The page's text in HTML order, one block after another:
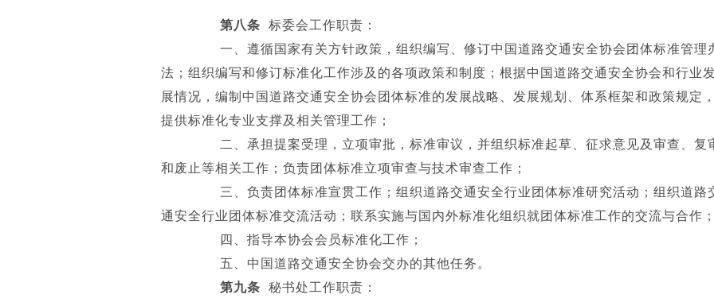
第八条 标委会工作职责：
一、遵循国家有关方针政策，组织编写、修订中国道路交通安全协会团体标准管理
法；组织编写和修订标准化工作涉及的各项政策和制度；根据中国道路交通安全协会和行业
展情况，编制中国道路交通安全协会团体标准的发展战略、发展规划、体系框架和政策规定
提供标准化专业支撑及相关管理工作；
二、承担提案受理，立项审批，标准审议，并组织标准起草、征求意见及审查、复
和废止等相关工作；负责团体标准立项审查与技术审查工作；
三、负责团体标准宣贯工作；组织道路交通安全行业团体标准研究活动；组织道路
通安全行业团体标准交流活动；联系实施与国内外标准化组织就团体标准工作的交流与合作
四、指导本协会会员标准化工作；
五、中国道路交通安全协会交办的其他任务。
第九条 秘书处工作职责：